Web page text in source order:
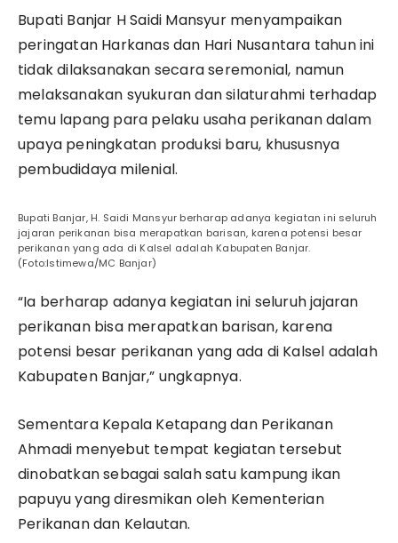
Bupati Banjar H Saidi Mansyur menyampaikan
peringatan Harkanas dan Hari Nusantara tahun ini
tidak dilaksanakan secara seremonial, namun
melaksanakan syukuran dan silaturahmi terhadap
temu lapang para pelaku usaha perikanan dalam
upaya peningkatan produksi baru, khususnya
pembudidaya milenial.
Bupati Banjar, H. Saidi Mansyur berharap adanya kegiatan ini seluruh
jajaran perikanan bisa merapatkan barisan, karena potensi besar
perikanan yang ada di Kalsel adalah Kabupaten Banjar.
(Foto:Istimewa/MC Banjar)
“Ia berharap adanya kegiatan ini seluruh jajaran
perikanan bisa merapatkan barisan, karena
potensi besar perikanan yang ada di Kalsel adalah
Kabupaten Banjar,” ungkapnya.
Sementara Kepala Ketapang dan Perikanan
Ahmadi menyebut tempat kegiatan tersebut
dinobatkan sebagai salah satu kampung ikan
papuyu yang diresmikan oleh Kementerian
Perikanan dan Kelautan.